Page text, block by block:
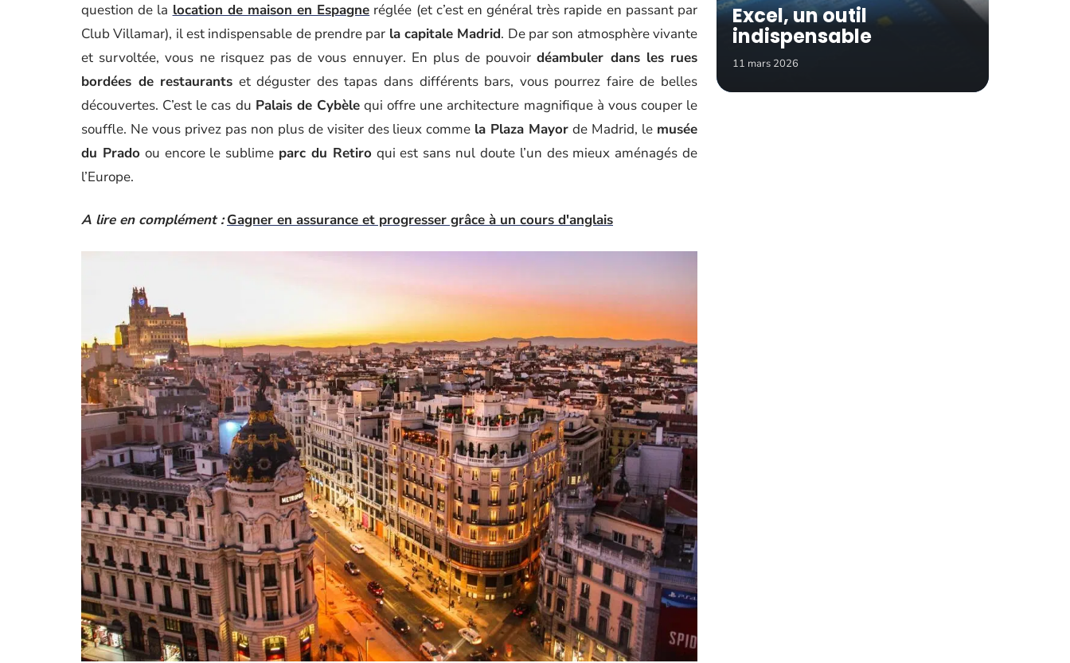
question de la location de maison en Espagne réglée (et c’est en général très rapide en passant par
Club Villamar), il est indispensable de prendre par la capitale Madrid. De par son atmosphère vivante
et survoltée, vous ne risquez pas de vous ennuyer. En plus de pouvoirdéambuler dans les rues
bordées de restaurants et déguster des tapas dans différents bars, vous pourrez faire de belles
découvertes. C’est le cas du Palais de Cybèlequi offre une architecture magnifique à vous couper le
souffle. Ne vous privez pas non plus de visiter des lieux comme la Plaza Mayor de Madrid, le musée
du Prado ou encore le sublime parc du Retiro qui est sans nul doute l’un des mieux aménagés de
l’Europe.
A lire en complément : Gagner en assurance et progresser grâce à un cours d'anglais
Excel, un outil
indispensable
11 mars 2026